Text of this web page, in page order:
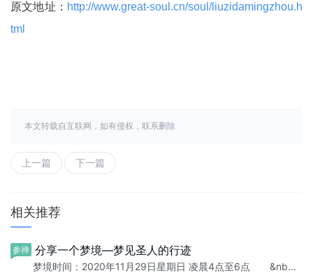
原文地址： http://www.great-soul.cn/soul/liuzidamingzhou.h
tml
本文转载自互联网，如有侵权，联系删除
上一篇 下一篇
相关推荐
参禅 分享一个梦境—梦见圣人的行迹
梦境时间：2020年11月29日星期日 凌晨4点至6点 &nb...